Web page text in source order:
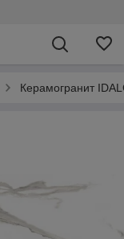
Керамогранит